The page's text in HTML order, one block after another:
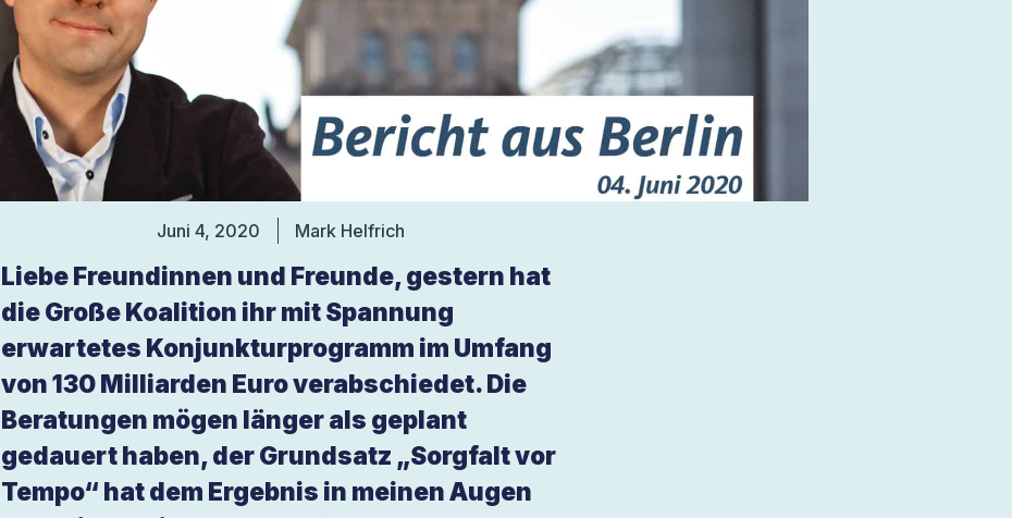
Juni 4, 2020 Mark Helfrich
Liebe Freundinnen und Freunde, gestern hat
die Große Koalition ihr mit Spannung
erwartetes Konjunkturprogramm im Umfang
von 130 Milliarden Euro verabschiedet. Die
Beratungen mögen länger als geplant
gedauert haben, der Grundsatz „Sorgfalt vor
Tempo“ hat dem Ergebnis in meinen Augen